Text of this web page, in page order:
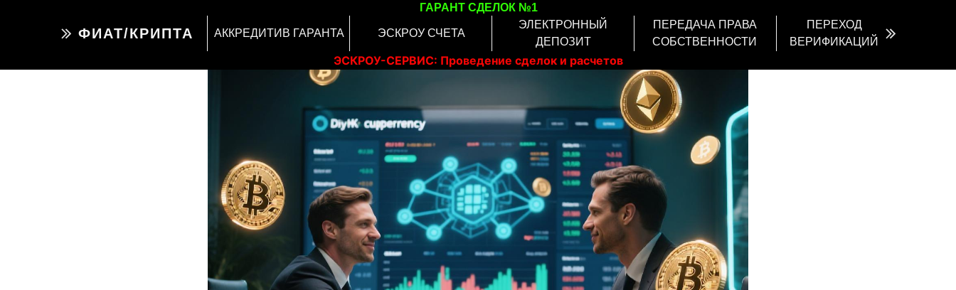
ФИАТ/КРИПТА АККРЕДИТИВ ГАРАНТА ЭСКРОУ СЧЕТА
ЭЛЕКТРОННЫЙ
ДЕПОЗИТ
ПЕРЕДАЧА ПРАВА
СОБСТВЕННОСТИ
ПЕРЕХОД
ВЕРИФИКАЦИЙ
ЭСКРОУ-СЕРВИС: Проведение сделок и расчетов
ГАРАНТ СДЕЛОК №1